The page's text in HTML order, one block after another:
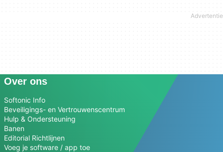
Over ons
Softonic Info
Beveiligings- en Vertrouwenscentrum
Hulp & Ondersteuning
Banen
Editorial Richtlijnen
Voeg je software / app toe